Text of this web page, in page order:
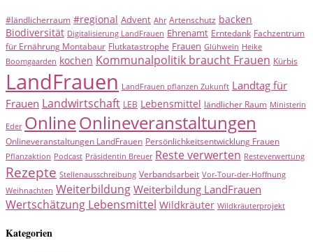
#ländlicherraum #regional Advent Ahr Artenschutz backen
Biodiversität Digitalisierung LandFrauen Ehrenamt Erntedank Fachzentrum
für Ernährung Montabaur Flutkatastrophe Frauen Glühwein Heike
Boomgaarden kochen Kommunalpolitik braucht Frauen Kürbis
LandFrauen LandFrauen pflanzen Zukunft Landtag für
Frauen Landwirtschaft LEB Lebensmittel ländlicher Raum Ministerin
Eder OnlineOnlineveranstaltungen
Onlineveranstaltungen LandFrauen Persönlichkeitsentwicklung Frauen
Pflanzaktion Podcast Präsidentin Breuer Reste verwerten Resteverwertung
Rezepte Stellenausschreibung Verbandsarbeit Vor-Tour-der-Hoffnung
Weihnachten Weiterbildung Weiterbildung LandFrauen
Wertschätzung Lebensmittel Wildkräuter Wildkräuterprojekt
Kategorien